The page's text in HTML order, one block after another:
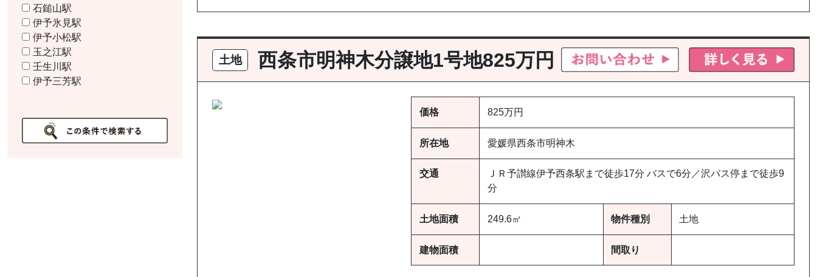
土地 西条市明神木分譲地1号地825万円
価格 825万円
所在地 愛媛県西条市明神木
交通
ＪＲ予讃線伊予西条駅まで徒歩17分 バスで6分／沢バス停まで徒歩9
分
土地面積 249.6㎡
建物面積
物件種別 土地
間取り
石鎚山駅
伊予氷見駅
伊予小松駅
玉之江駅
壬生川駅
伊予三芳駅